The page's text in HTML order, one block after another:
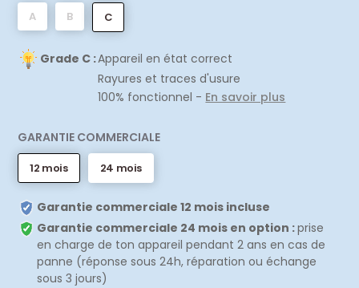
A B C
Grade C :Appareil en état correct
Rayures et traces d'usure
100% fonctionnel - En savoir plus
GARANTIE COMMERCIALE
12 mois 24 mois
Garantie commerciale 12 mois incluse
Garantie commerciale 24 mois en option :prise
en charge de ton appareil pendant 2 ans en cas de
panne (réponse sous 24h, réparation ou échange
sous 3 jours)